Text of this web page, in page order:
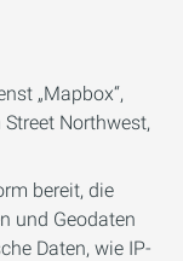
„Mapbox“,
Northwest,
bereit, die
und Geodaten
Daten, wie IP-